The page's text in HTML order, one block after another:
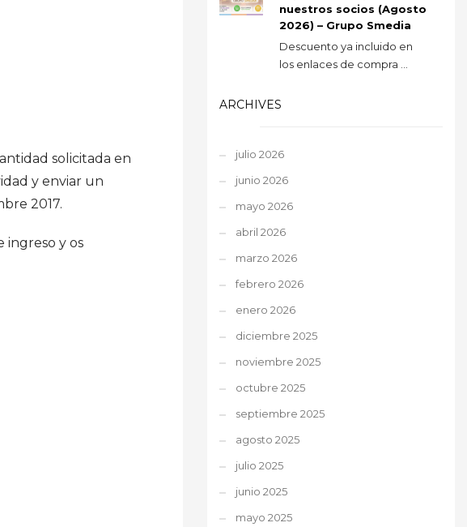
solicitada en
y enviar un
2017.
ingreso y os
nuestros socios (Agosto
2026) – Grupo Smedia
Descuento ya incluido en
los enlaces de compra ...
ARCHIVES
julio 2026
junio 2026
mayo 2026
abril 2026
marzo 2026
febrero 2026
enero 2026
diciembre 2025
noviembre 2025
octubre 2025
septiembre 2025
agosto 2025
julio 2025
junio 2025
mayo 2025